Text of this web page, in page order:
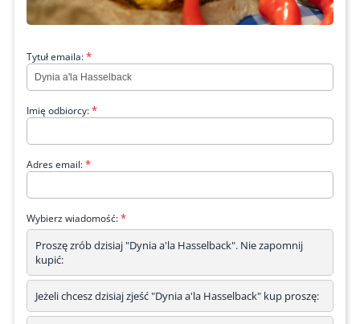
Tytuł emaila:*
Imię odbiorcy:*
Adres email:*
Wybierz wiadomość:*
Proszę zrób dzisiaj "Dynia a'la Hasselback". Nie zapomnij
kupić:
Jeżeli chcesz dzisiaj zjeść "Dynia a'la Hasselback" kup proszę: